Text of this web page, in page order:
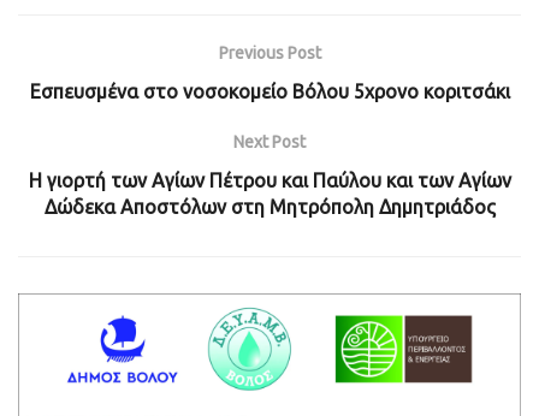
Previous Post
Εσπευσμένα στο νοσοκομείο Βόλου 5χρονο κοριτσάκι
Next Post
Η γιορτή των Aγίων Πέτρου και Παύλου και των Αγίων
Δώδεκα Αποστόλων στη Μητρόπολη Δημητριάδος